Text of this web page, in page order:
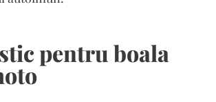
pentru boala